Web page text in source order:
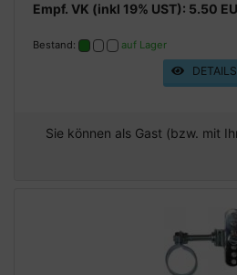
Empf. VK (inkl 19% UST): 5.50
Bestand: auf Lager
DETAILS
Sie können als Gast (bzw. mit